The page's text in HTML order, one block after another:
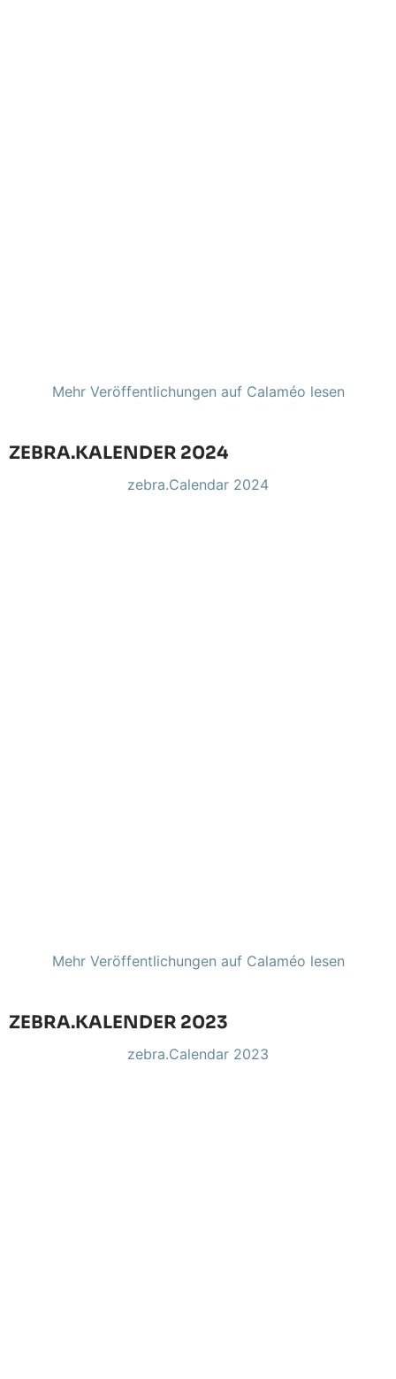
Mehr Veröffentlichungen auf Calaméo lesen
ZEBRA.KALENDER 2024
zebra.Calendar 2024
Mehr Veröffentlichungen auf Calaméo lesen
ZEBRA.KALENDER 2023
zebra.Calendar 2023